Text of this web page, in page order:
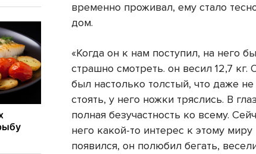
временно проживал, ему стало
дом.
«Когда он к нам поступил, на него
страшно смотреть. он весил 12,7 кг.
был настолько толстый, что даже
стоять, у него ножки тряслись. В
полная безучастность ко всему.
него какой-то интерес к этому миру
появился, он полюбил бегать,